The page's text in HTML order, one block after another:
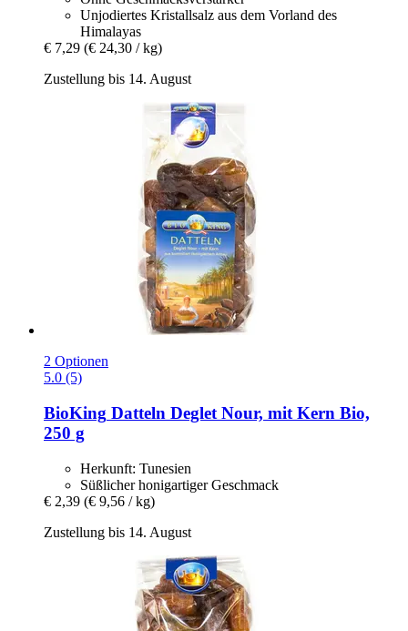
Unjodiertes Kristallsalz aus dem Vorland des
Himalayas
€ 7,29 (€ 24,30 / kg)
Zustellung bis 14. August
2 Optionen
5.0 (5)
BioKing Datteln Deglet Nour, mit Kern Bio,
250 g
Herkunft: Tunesien
Süßlicher honigartiger Geschmack
€ 2,39 (€ 9,56 / kg)
Zustellung bis 14. August